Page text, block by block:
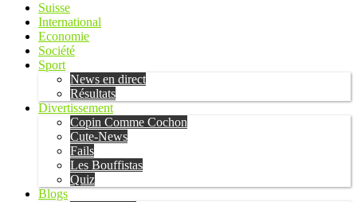
Suisse
International
Economie
Société
Sport
News en direct
Résultats
Divertissement
Copin Comme Cochon
Cute-News
Fails
Les Bouffistas
Quiz
Blogs